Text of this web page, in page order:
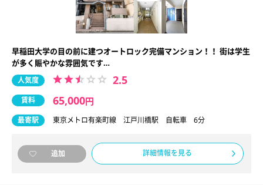
早稲田大学の目の前に建つオートロック完備マンション！！ 街は学生
が多く賑やかな雰囲気です…
人気度 2.5
賃料 65,000円
最寄駅 東京メトロ有楽町線 江戸川橋駅 自転車 6分
追加 詳細情報を見る